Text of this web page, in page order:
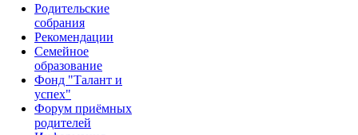
Родительские
собрания
Рекомендации
Семейное
образование
Фонд "Талант и
успех"
Форум приёмных
родителей